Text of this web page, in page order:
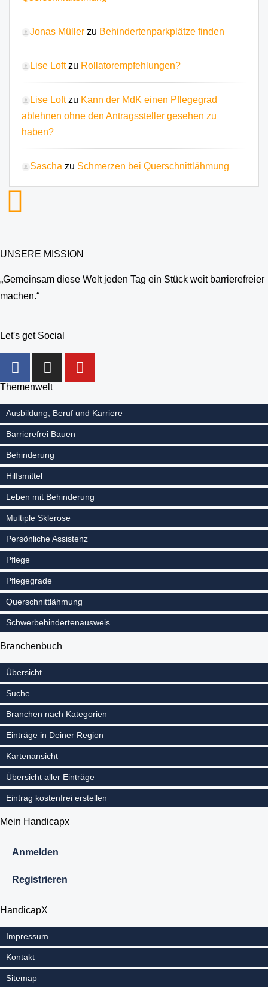
Jonas Müller zu Behindertenparkplätze finden
Lise Loftzu Rollatorempfehlungen?
Lise Loftzu Kann der MdK einen Pflegegrad
ablehnen ohne den Antragssteller gesehen zu
haben?
Sascha zu Schmerzen bei Querschnittlähmung
UNSERE MISSION
„Gemeinsam diese Welt jeden Tag ein Stück weit barrierefreier
machen.“
Let's get Social
Themenwelt
Ausbildung, Beruf und Karriere
Barrierefrei Bauen
Behinderung
Hilfsmittel
Leben mit Behinderung
Multiple Sklerose
Persönliche Assistenz
Pflege
Pflegegrade
Querschnittlähmung
Schwerbehindertenausweis
Branchenbuch
Übersicht
Suche
Branchen nach Kategorien
Einträge in Deiner Region
Kartenansicht
Übersicht aller Einträge
Eintrag kostenfrei erstellen
Mein Handicapx
Anmelden
Registrieren
HandicapX
Impressum
Kontakt
Sitemap